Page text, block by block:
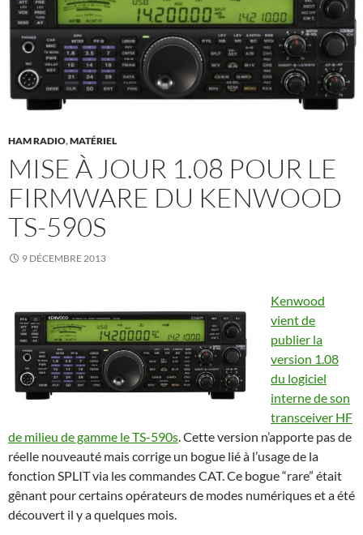
HAM RADIO,MATÉRIEL
MISE À JOUR 1.08 POUR LE
FIRMWARE DU KENWOOD
TS-590S
9 DÉCEMBRE 2013
Kenwood
vient de
publier la
version 1.08
du logiciel
interne de son
transceiver HF
de milieu de gamme le TS-590s. Cette version n’apporte pas de
réelle nouveauté mais corrige un bogue lié à l’usage de la
fonction SPLIT via les commandes CAT. Ce bogue “rare” était
gênant pour certains opérateurs de modes numériques et a été
découvert il y a quelques mois.